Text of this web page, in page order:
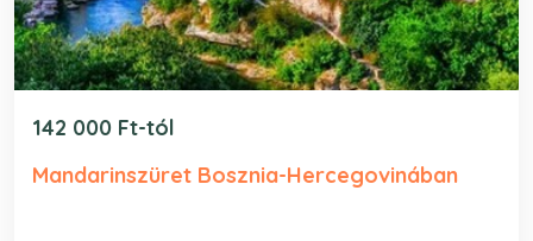
142 000 Ft-tól
Mandarinszüret Bosznia-Hercegovinában